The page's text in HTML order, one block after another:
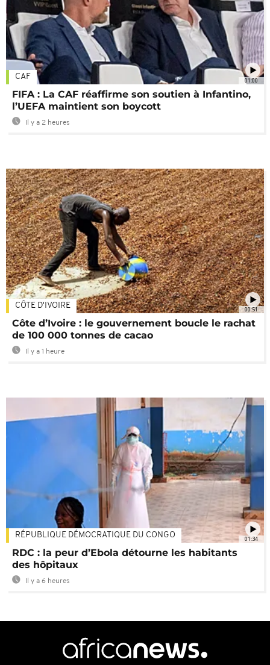
01:00
CAF
FIFA : La CAF réaffirme son soutien à Infantino,
l’UEFA maintient son boycott
Il y a 2 heures
00:51
CÔTE D'IVOIRE
Côte d’Ivoire : le gouvernement boucle le rachat
de 100 000 tonnes de cacao
Il y a 1 heure
01:34
RÉPUBLIQUE DÉMOCRATIQUE DU CONGO
RDC : la peur d’Ebola détourne les habitants
des hôpitaux
Il y a 6 heures